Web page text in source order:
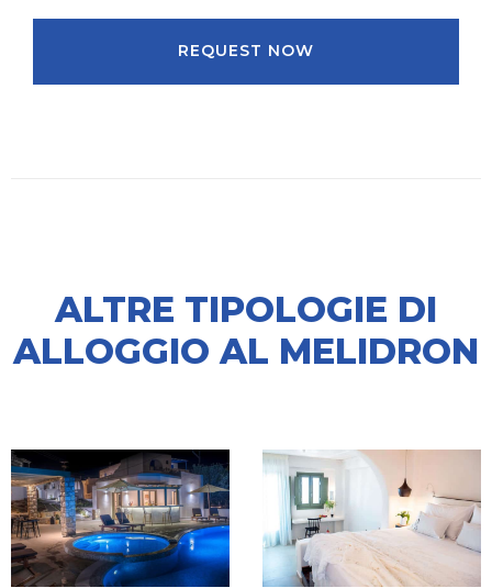
REQUEST NOW
ALTRE TIPOLOGIE DI
ALLOGGIO AL MELIDRON